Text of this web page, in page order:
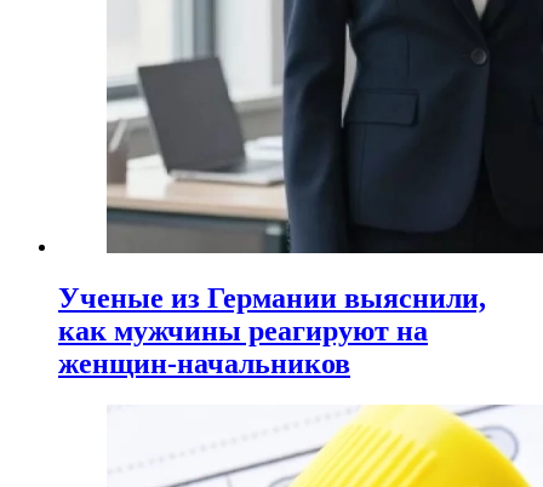
Ученые из Германии выяснили,
как мужчины реагируют на
женщин-начальников